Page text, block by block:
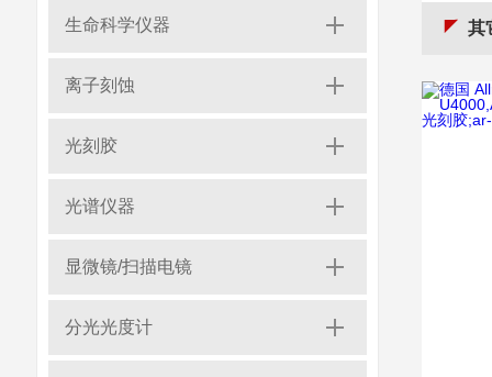
生命科学仪器
离子刻蚀
光刻胶
光谱仪器
显微镜/扫描电镜
分光光度计
其它